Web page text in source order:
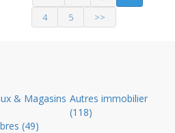
4
5 >>
& Magasins
(49)
Autres immobilier
(118)